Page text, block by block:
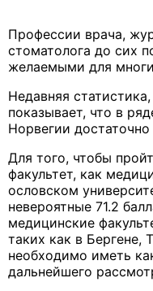
Профессии врача,
стоматолога до сих
желаемыми для
Недавняя
показывает, что в
Норвегии
Для того, чтобы
факультет, как
ословском
невероятные 71.2
медицинские
таких как в Бергене,
необходимо иметь
дальнейшего